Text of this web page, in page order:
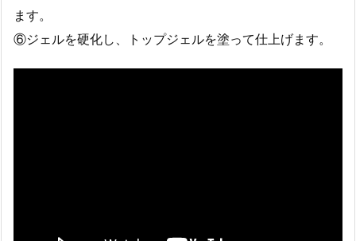
ます。
⑥ジェルを硬化し、トップジェルを塗って仕上げます。